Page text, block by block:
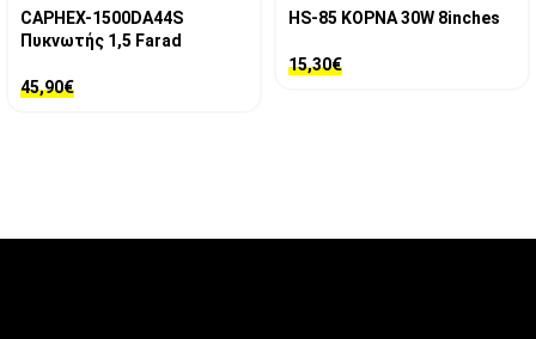
CAPHEX-1500DA44S
Πυκνωτής 1,5 Farad
45,90€
HS-85 ΚΟΡΝΑ 30W 8inches
15,30€